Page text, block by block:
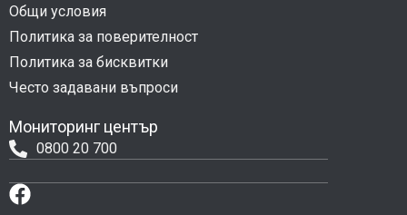
Общи условия
Политика за поверителност
Политика за бисквитки
Често задавани въпроси
Мониторинг център
0800 20 700